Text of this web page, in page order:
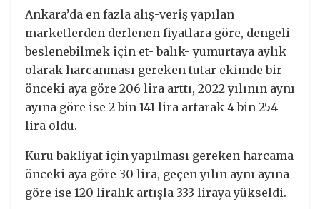
Ankara’da en fazla alış-veriş yapılan
marketlerden derlenen fiyatlara göre, dengeli
beslenebilmek için et- balık- yumurtaya aylık
olarak harcanması gereken tutar ekimde bir
önceki aya göre 206 lira arttı, 2022 yılının aynı
ayına göre ise 2 bin 141 lira artarak 4 bin 254
lira oldu.
Kuru bakliyat için yapılması gereken harcama
önceki aya göre 30 lira, geçen yılın aynı ayına
göre ise 120 liralık artışla 333 liraya yükseldi.